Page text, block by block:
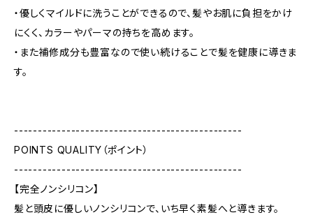
・優しくマイルドに洗うことができるので、髪やお肌に負担をかけ
にくく、カラーやパーマの持ちを高めます。
・また補修成分も豊富なので使い続けることで髪を健康に導きま
す。
------------------------------------------------
POINTS QUALITY（ポイント）
------------------------------------------------
【完全ノンシリコン】
髪と頭皮に優しいノンシリコンで、いち早く素髪へと導きます。